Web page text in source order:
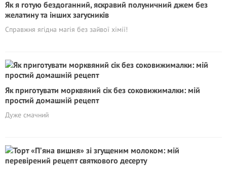
Як я готую бездоганний, яскравий полуничний джем без
желатину та інших загусників
Справжня ягідна магія без зайвої хімії!
Як приготувати морквяний сік без соковижималки: мій
простий домашній рецепт
Дуже смачний